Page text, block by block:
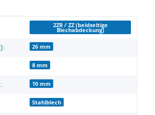
2ZR / ZZ (beidseitige
Blechabdeckung)
26 mm
8 mm
10 mm
Stahlblech